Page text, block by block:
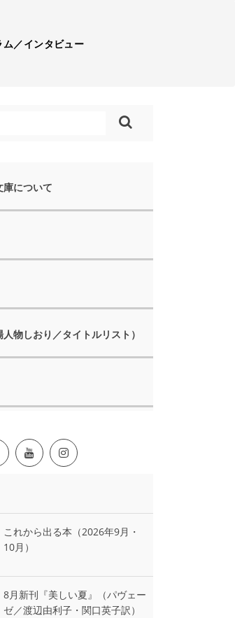
ム／インタビュー
について
物しおり／タイトルリスト）
これから出る本（2026年9月・
10月）
8月新刊『美しい夏』（パヴェー
ゼ／渡辺由利子・関口英子訳）